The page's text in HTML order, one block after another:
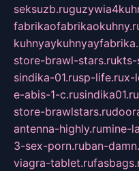
seksuzb.ru
store-brawl-stars.rukts-
sindika-01.rusp-life.rux-
e-abis-1-c.rusindika01.ru
store-brawlstars.ru
antenna-highly.rumine-
3-sex-porn.ruban-
viagra-tablet.ru